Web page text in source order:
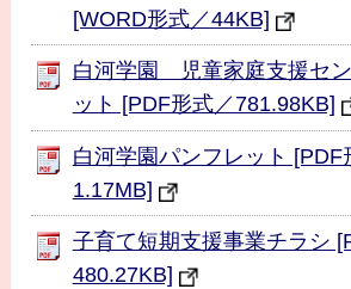
[WORD形式／44KB]
白河学園 児童家庭支援セ
ット [PDF形式／781.98KB]
白河学園パンフレット [PDF
1.17MB]
子育て短期支援事業チラシ
480.27KB]